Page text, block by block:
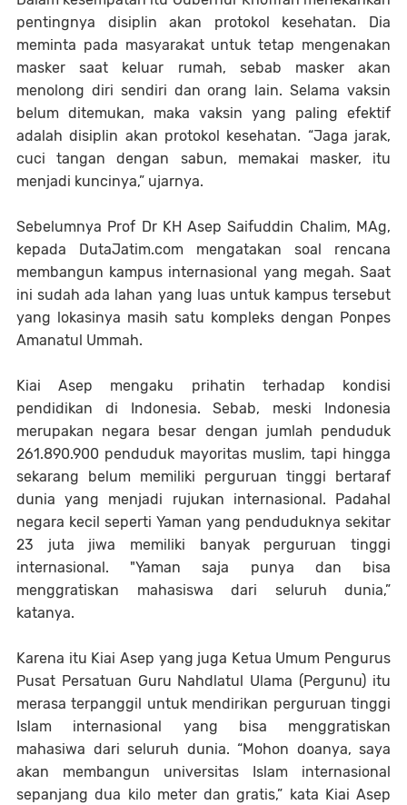
pentingnya disiplin akan protokol kesehatan. Dia
meminta pada masyarakat untuk tetap mengenakan
masker saat keluar rumah, sebab masker akan
menolong diri sendiri dan orang lain. Selama vaksin
belum ditemukan, maka vaksin yang paling efektif
adalah disiplin akan protokol kesehatan. “Jaga jarak,
cuci tangan dengan sabun, memakai masker, itu
menjadi kuncinya,” ujarnya.
Sebelumnya Prof Dr KH Asep Saifuddin Chalim, MAg,
kepada DutaJatim.com mengatakan soal rencana
membangun kampus internasional yang megah. Saat
ini sudah ada lahan yang luas untuk kampus tersebut
yang lokasinya masih satu kompleks dengan Ponpes
Amanatul Ummah.
Kiai Asep mengaku prihatin terhadap kondisi
pendidikan di Indonesia. Sebab, meski Indonesia
merupakan negara besar dengan jumlah penduduk
261.890.900 penduduk mayoritas muslim, tapi hingga
sekarang belum memiliki perguruan tinggi bertaraf
dunia yang menjadi rujukan internasional. Padahal
negara kecil seperti Yaman yang penduduknya sekitar
23 juta jiwa memiliki banyak perguruan tinggi
internasional. "Yaman saja punya dan bisa
menggratiskan mahasiswa dari seluruh dunia,”
katanya.
Karena itu Kiai Asep yang juga Ketua Umum Pengurus
Pusat Persatuan Guru Nahdlatul Ulama (Pergunu) itu
merasa terpanggil untuk mendirikan perguruan tinggi
Islam internasional yang bisa menggratiskan
mahasiwa dari seluruh dunia. “Mohon doanya, saya
akan membangun universitas Islam internasional
sepanjang dua kilo meter dan gratis,” kata Kiai Asep